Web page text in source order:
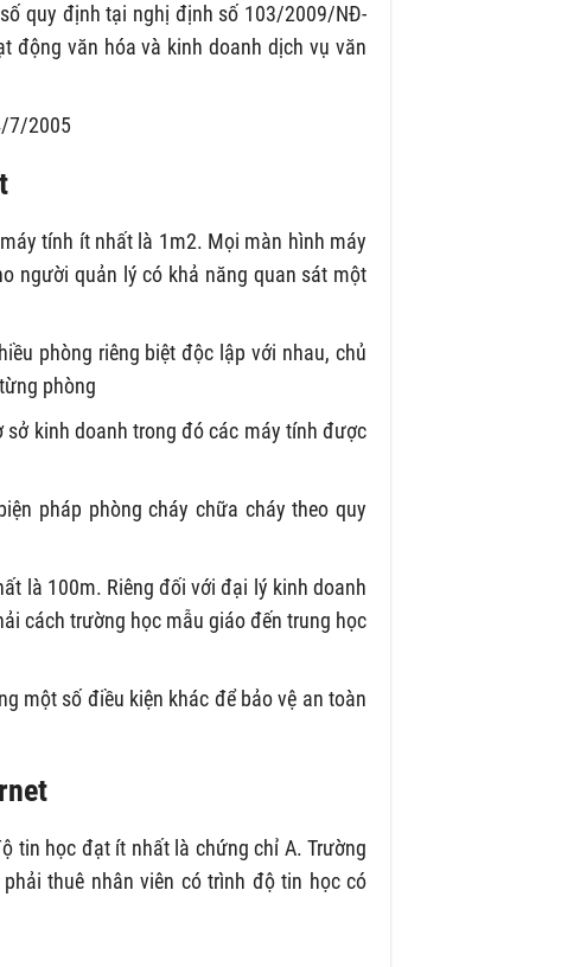
quy định tại nghị định số 103/2009/NĐ-
động văn hóa và kinh doanh dịch vụ văn
7/2005
tính ít nhất là 1m2. Mọi màn hình máy
người quản lý có khả năng quan sát một
phòng riêng biệt độc lập với nhau, chủ
phòng
kinh doanh trong đó các máy tính được
pháp phòng cháy chữa cháy theo quy
là 100m. Riêng đối với đại lý kinh doanh
cách trường học mẫu giáo đến trung học
một số điều kiện khác để bảo vệ an toàn
tin học đạt ít nhất là chứng chỉ A. Trường
thuê nhân viên có trình độ tin học có